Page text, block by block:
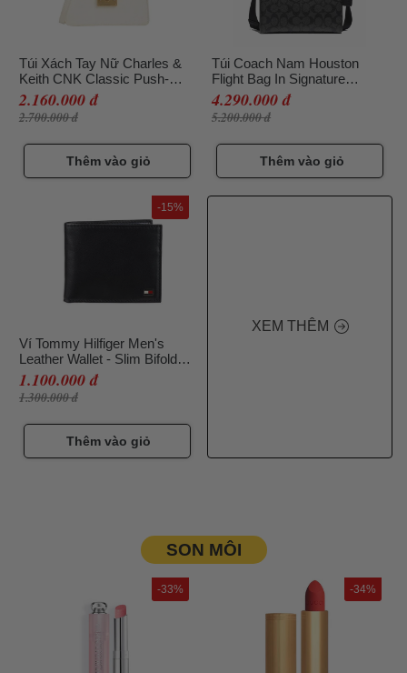
Túi Xách Tay Nữ Charles &
Keith CNK Classic Push-
Lock Top Handle Bag
50701030 Màu Trắng
2.160.000 đ
2.700.000 đ
Thêm vào giỏ
Túi Coach Nam Houston
Flight Bag In Signature
Canvas Charcoal Màu Đen
4.290.000 đ
5.200.000 đ
Thêm vào giỏ
Ví Tommy Hilfiger Men's
Leather Wallet - Slim Bifold
With 6 Credit Card Màu Đen
1.100.000 đ
1.300.000 đ
-15%
Thêm vào giỏ
XEM THÊM
SON MÔI
-33% -34%